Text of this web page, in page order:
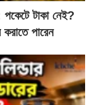
টাকা নেই?
পারেন